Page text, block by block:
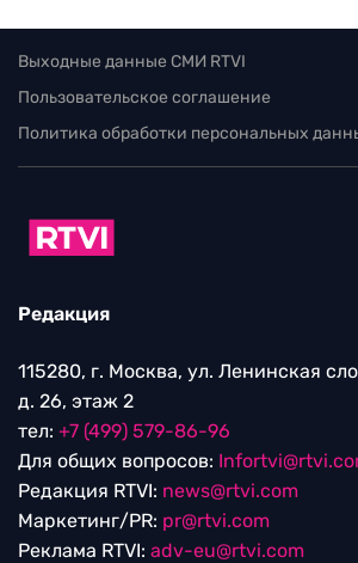
Выходные данные СМИ RTVI
Пользовательское соглашение
Политика обработки персональных
Редакция
115280, г. Москва, ул. Ленинская
д. 26, этаж 2
тел: +7 (499) 579-86-96
Для общих вопросов:
Редакция RTVI: news@rtvi.com
Маркетинг/PR: pr@rtvi.com
Реклама RTVI: adv-eu@rtvi.com